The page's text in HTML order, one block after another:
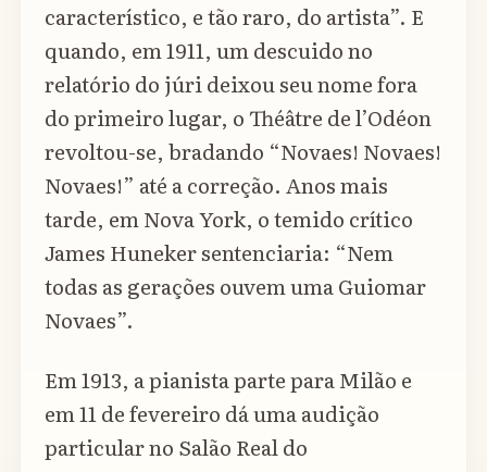
característico, e tão raro, do artista”. E
quando, em 1911, um descuido no
relatório do júri deixou seu nome fora
do primeiro lugar, o Théâtre de l’Odéon
revoltou-se, bradando “Novaes! Novaes!
Novaes!” até a correção. Anos mais
tarde, em Nova York, o temido crítico
James Huneker sentenciaria: “Nem
todas as gerações ouvem uma Guiomar
Novaes”.
Em 1913, a pianista parte para Milão e
em 11 de fevereiro dá uma audição
particular no Salão Real do